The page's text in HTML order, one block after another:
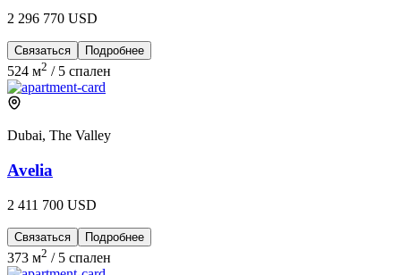
2 296 770 USD
Связаться Подробнее
524 м2 / 5 спален
Dubai, The Valley
Avelia
2 411 700 USD
Связаться Подробнее
373 м2 / 5 спален